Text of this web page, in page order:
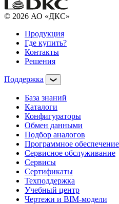
© 2026 АО «ДКС»
Продукция
Где купить?
Контакты
Решения
Поддержка
База знаний
Каталоги
Конфигураторы
Обмен данными
Подбор аналогов
Программное обеспечение
Сервисное обслуживание
Сервисы
Сертификаты
Техподдержка
Учебный центр
Чертежи и BIM-модели